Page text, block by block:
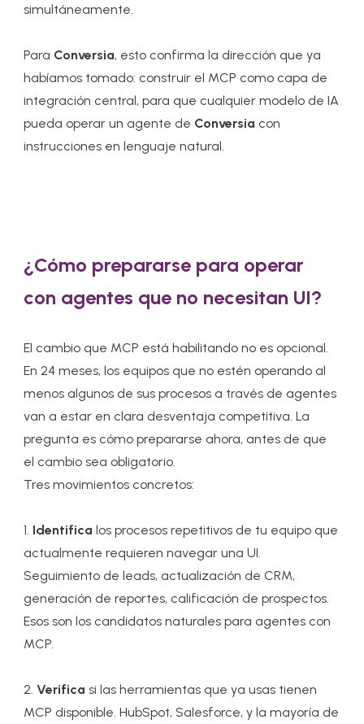
simultáneamente.
Para Conversia, esto confirma la dirección que ya
habíamos tomado: construir el MCP como capa de
integración central, para que cualquier modelo de IA
pueda operar un agente de Conversia con
instrucciones en lenguaje natural.
¿Cómo prepararse para operar
con agentes que no necesitan UI?
El cambio que MCP está habilitando no es opcional.
En 24 meses, los equipos que no estén operando al
menos algunos de sus procesos a través de agentes
van a estar en clara desventaja competitiva. La
pregunta es cómo prepararse ahora, antes de que
el cambio sea obligatorio.
Tres movimientos concretos:
1. Identificalos procesos repetitivos de tu equipo que
actualmente requieren navegar una UI.
Seguimiento de leads, actualización de CRM,
generación de reportes, calificación de prospectos.
Esos son los candidatos naturales para agentes con
MCP.
2.Verificasi las herramientas que ya usas tienen
MCP disponible. HubSpot, Salesforce, y la mayoría de